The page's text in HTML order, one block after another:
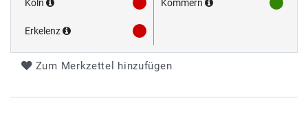
Köln Kommern
Erkelenz
Zum Merkzettel hinzufügen